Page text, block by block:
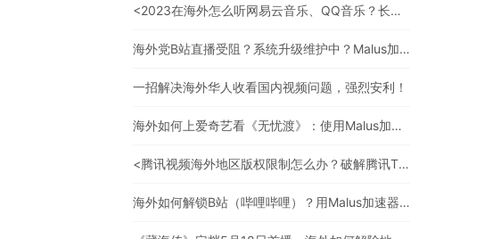
<2023在海外怎么听网易云音乐、QQ音乐？长久有效的方法来了>
海外党B站直播受阻？系统升级维护中？Malus加速器帮你一步解决真问题
一招解决海外华人收看国内视频问题，强烈安利！
海外如何上爱奇艺看《无忧渡》：使用Malus加速器一键解除地域限制
<腾讯视频海外地区版权限制怎么办？破解腾讯TV地域限制的办法>
海外如何解锁B站（哔哩哔哩）？用Malus加速器解除地域限制，一键流畅追番